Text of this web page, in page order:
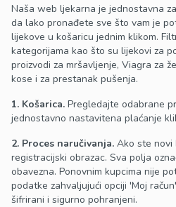
Naša web ljekarna je jednostavna
da lako pronađete sve što vam je
lijekove u košaricu jednim klikom.
kategorijama kao što su lijekovi za
proizvodi za mršavljenje, Viagra za
kose i za prestanak pušenja.
1. Košarica. Pregledajte odabrane
jednostavno nastavitena plaćanje
2. Proces naručivanja. Ako ste novi
registracijski obrazac. Sva polja
obavezna. Ponovnim kupcima nije
podatke zahvaljujući opciji 'Moj
šifrirani i sigurno pohranjeni.